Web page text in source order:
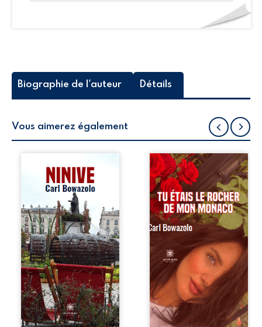
Biographie de l'auteur Détails
Vous aimerez également
Un missionnaire
envoyé à Ninive
doit rencontrer le
roi de ce royaume
en perdition. Sur
son long périple, il
fait des
rencontres les
unes plus
particulières que
les autres et à
travers lesquelles
on découvre le
crépusculaire
tableau d’un
monde qui nous
est si proche. Sur
Écrit sous forme
de quatrains, Tu
étais le rocher de
mon Monaco
retrace l’éternelle
et infinie peine
causée par le
départ d’une muse
tant inoubliable
qu’irremplaçable.